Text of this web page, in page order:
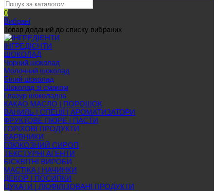
0
Вибрані
Товар доданий до списку вибраних
ІНГРЕДІЄНТИ
ШОКОЛАД
Чорний шоколад
Молочний шоколад
Білий шоколад
Шоколад зі смаком
Глазур шоколадна
КАКАО МАСЛО | ПОРОШОК
ВАНИЛЬ | СПЕЦІЇ | АРОМАТИЗАТОРИ
ФРУКТОВЕ ПЮРЕ | ПАСТИ
ГОРІХОВІ ПРОДУКТИ
БАРВНИКИ
ГЛЮКОЗНИЙ СИРОП
ТЕКСТУРНІ АГЕНТИ
БІСКВІТНІ ВИРОБИ
МАСТІКА | НАЧИНКИ
ДЕКОР | ПОСИПКИ
ЦУКАТИ | ЛІОФІЛІЗОВАНІ ПРОДУКТИ